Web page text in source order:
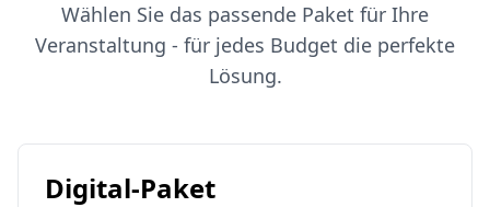
Wählen Sie das passende Paket für Ihre
Veranstaltung - für jedes Budget die perfekte
Lösung.
Digital-Paket